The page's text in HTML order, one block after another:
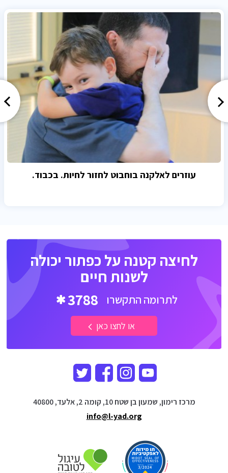
עוזרים לאלקנה בוחבוט לחזור לחיות. בכבוד.
לחיצה קטנה על כפתור יכולה
לשנות חיים
לתרומה התקשרו 3788
או לחצו כאן
מרכז רימון, שמעון בן שטח 10, קומה 2, אלעד, 40800
info@l-yad.org